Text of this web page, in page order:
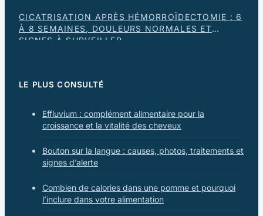
CICATRISATION APRÈS HÉMORROÏDECTOMIE : 6
À 8 SEMAINES, DOULEURS NORMALES ET
SIGNES À SURVEILLER
LE PLUS CONSULTÉ
Effluvium : complément alimentaire pour la
croissance et la vitalité des cheveux
Bouton sur la langue : causes, photos, traitements et
signes d’alerte
Combien de calories dans une pomme et pourquoi
l’inclure dans votre alimentation